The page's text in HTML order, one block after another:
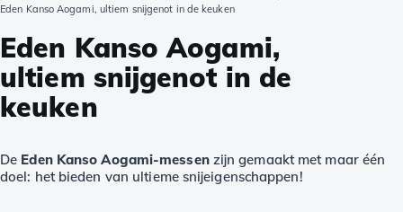
Eden Kanso Aogami, ultiem snijgenot in de keuken
Eden Kanso Aogami,
ultiem snijgenot in de
keuken
De Eden Kanso Aogami-messenzijn gemaakt met maar één
doel: het bieden van ultieme snijeigenschappen!